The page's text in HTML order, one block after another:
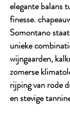
elegante balans
finesse.
Somontano
unieke
wijngaarden,
zomerse
rijping van rode
en stevige